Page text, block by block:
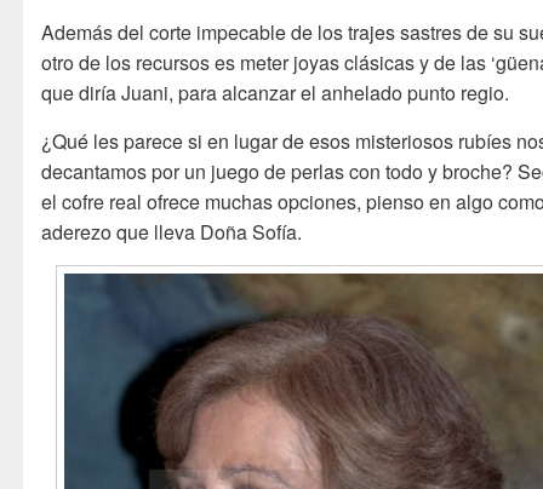
Además del corte impecable de los trajes sastres de su
otro de los recursos es meter joyas clásicas y de las
que diría Juani, para alcanzar el anhelado punto regio.
¿Qué les parece si en lugar de esos misteriosos rubíes
decantamos por un juego de perlas con todo y broche?
el cofre real ofrece muchas opciones, pienso en algo
aderezo que lleva Doña Sofía.